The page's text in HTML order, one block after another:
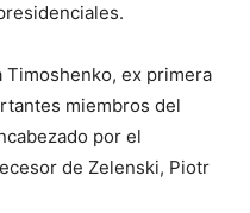
Timoshenko, ex primera
miembros del
por el
de Zelenski, Piotr